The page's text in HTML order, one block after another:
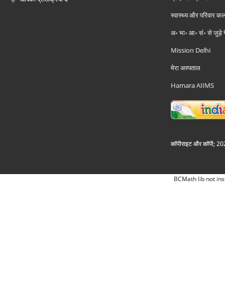
स्वास्थ्य और परिवार
अ॰ भा॰ आ॰ सं॰ से जुड़े
Mission Delhi
मेरा अस्पताल
Hamara AIIMS
कॉपीराइट और कॉपी;
BCMath lib not